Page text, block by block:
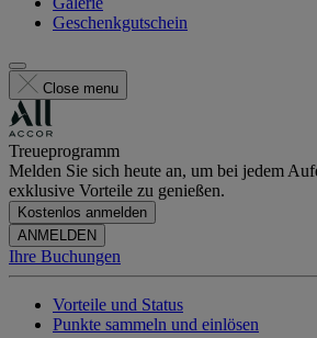
Geschenkgutschein
Close menu
Treueprogramm
Melden Sie sich heute an, um bei jedem
exklusive Vorteile zu genießen.
Kostenlos anmelden
ANMELDEN
Ihre Buchungen
Vorteile und Status
Punkte sammeln und einlösen